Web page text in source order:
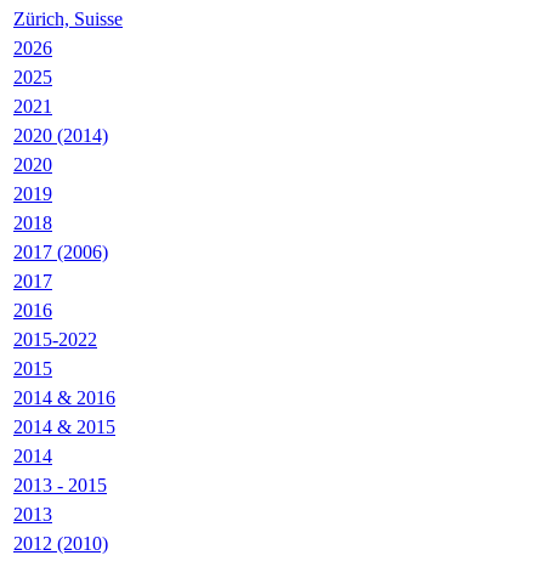
Zürich, Suisse
2026
2025
2021
2020 (2014)
2020
2019
2018
2017 (2006)
2017
2016
2015-2022
2015
2014 & 2016
2014 & 2015
2014
2013 - 2015
2013
2012 (2010)